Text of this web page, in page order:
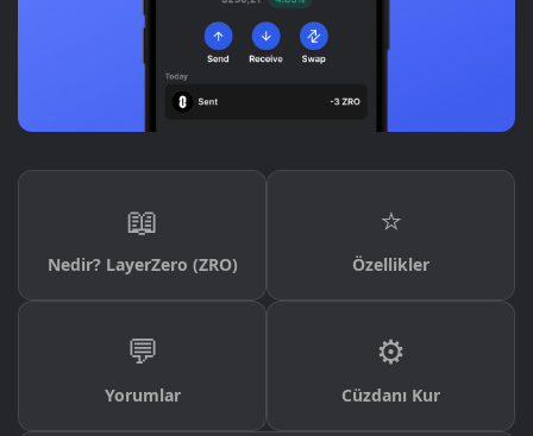
📖
Nedir? LayerZero (ZRO)
⭐
Özellikler
💬
Yorumlar
⚙️
Cüzdanı Kur